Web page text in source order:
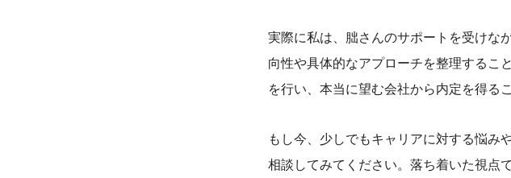
実際に私は、朏さんのサポートを受けな
向性や具体的なアプローチを整理するこ
を行い、本当に望む会社から内定を得る
もし今、少しでもキャリアに対する悩み
相談してみてください。落ち着いた視点